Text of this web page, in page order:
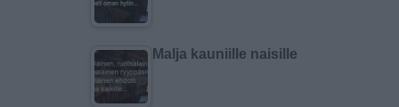
Malja kauniille naisille